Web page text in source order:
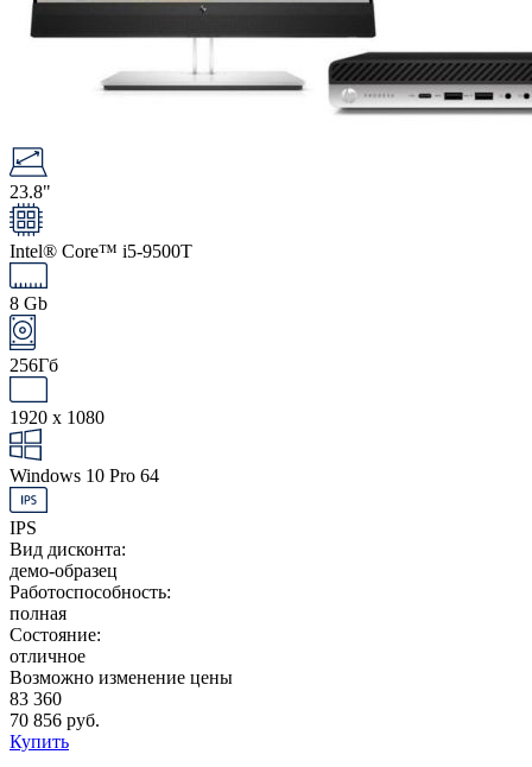
23.8"
Intel® Core™ i5-9500T
8 Gb
256Гб
1920 x 1080
Windows 10 Pro 64
IPS
Вид дисконта:
демо-образец
Работоспособность:
полная
Состояние:
отличное
Возможно изменение цены
83 360
70 856 руб.
Купить